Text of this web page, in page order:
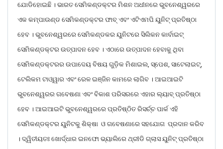
ଯୋଡିହୋଇଛି । ଭାରତ ସେମିକଣ୍ଡକ୍ଟର ମିଶନ ଅଧୀନରେ ଭୁବନେଶ୍ୱରରେ
ଏକ କମ୍ପାଉଣ୍ଡ ସେମିକଣ୍ଡକ୍ଟର ଫାବ୍ ଏବଂ ଏଟିଏମପି ୟୁନିଟ୍ ପ୍ରତିଷ୍ଠା
ହେବ । ଭୁବନେଶ୍ୱରରେ ସେମିକଣ୍ଡକର ୟୁନିଟରେ ସିଲିକନ କାର୍ବାଇଟ୍
ସେମିକଣ୍ଡକ୍ଟର ଉତ୍ପାଦନ ହେବ । ଏଠାରେ ଉତ୍ପାଦନ ହେବାକୁ ଥିବା
ସେମିକଣ୍ଡକ୍ଟରର ଉପାଦେୟ ବିଷୟ ଗୁଡ଼ିକ ମିଶାଇଲ, ସ୍ପେଶ, ସାଟେଲାଇଟ୍,
ଟେଲିକମ ଟାଓ୍ୱାର ଏବଂ ରେଳ ଇଞ୍ଜିନ କାମରେ ଲାଗିବ । ଆଇଆଇଟି
ଭୁବନେଶ୍ୱରର ଗବେଷଣା ଏବଂ ବିକାଶ ପରିସରରେ ଏହାର ଲ୍ୟାବ୍ ପ୍ରତିଷ୍ଠା
ହେବ । ଆଇଆଇଟି ଭୁବନେଶ୍ୱରରେ ପ୍ରତିଷ୍ଠିତ ରିସର୍ଚ୍ଚ ପାର୍କ ଏହି
ସେମିକଣ୍ଡକ୍ଟର ୟୁନିଟକୁ ଶିକ୍ଷା ଓ ଗବେଷଣାରେ ସହଯୋଗ ପ୍ରଦାନ କରିବ
। ଦ୍ୱିତୀୟତଃ ଖୋର୍ଦ୍ଧାର ଇନଫୋ ଭ୍ୟାଲିରେ ଥ୍ରୀଡି ଗ୍ଲାସ ୟୁନିଟ୍ ପ୍ରତିଷ୍ଠା